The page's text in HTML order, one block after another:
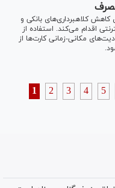
کاهش کلاهبرداری‌های بانکی و
اقدام می‌کند. استفاده از
مکانی-زمانی کارت‌ها از
1 2 3 4 5